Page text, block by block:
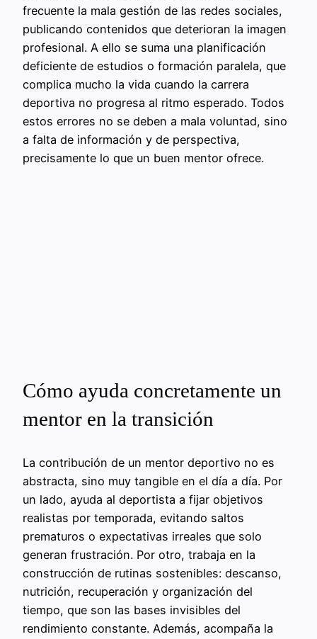
frecuente la mala gestión de las redes sociales,
publicando contenidos que deterioran la imagen
profesional. A ello se suma una planificación
deficiente de estudios o formación paralela, que
complica mucho la vida cuando la carrera
deportiva no progresa al ritmo esperado. Todos
estos errores no se deben a mala voluntad, sino
a falta de información y de perspectiva,
precisamente lo que un buen mentor ofrece.
Cómo ayuda concretamente un
mentor en la transición
La contribución de un mentor deportivo no es
abstracta, sino muy tangible en el día a día. Por
un lado, ayuda al deportista a fijar objetivos
realistas por temporada, evitando saltos
prematuros o expectativas irreales que solo
generan frustración. Por otro, trabaja en la
construcción de rutinas sostenibles: descanso,
nutrición, recuperación y organización del
tiempo, que son las bases invisibles del
rendimiento constante. Además, acompaña la